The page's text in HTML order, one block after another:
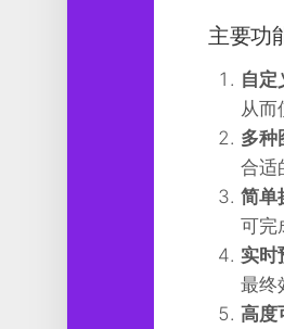
主要功
自定
从而
多种
合适
简单
可完
实时
最终
高度